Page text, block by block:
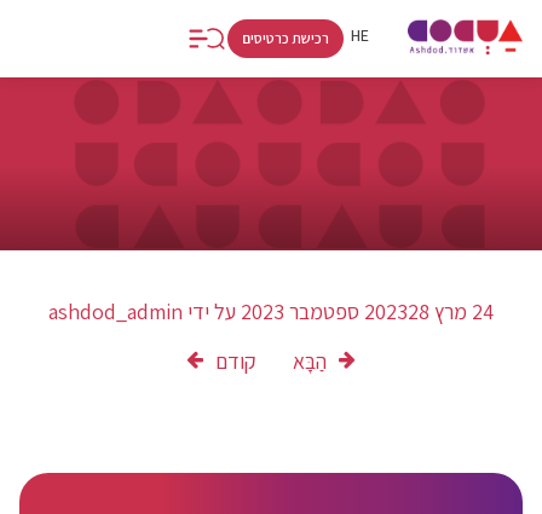
HE
RU
רכישת כרטיסים
24 מרץ 2023 28 ספטמבר 2023 על ידי ashdod_admin
קודם
הַבָּא